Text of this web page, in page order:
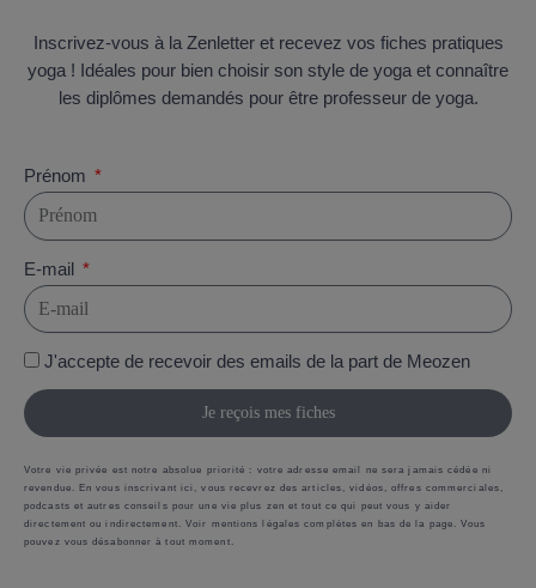
Inscrivez-vous à la Zenletter et recevez vos fiches pratiques
yoga ! Idéales pour bien choisir son style de yoga et connaître
les diplômes demandés pour être professeur de yoga.
Prénom
E-mail
J'accepte de recevoir des emails de la part de Meozen
Je reçois mes fiches
Votre vie privée est notre absolue priorité : votre adresse email ne sera jamais cédée ni
revendue. En vous inscrivant ici, vous recevrez des articles, vidéos, offres commerciales,
podcasts et autres conseils pour une vie plus zen et tout ce qui peut vous y aider
directement ou indirectement. Voir mentions légales complètes en bas de la page. Vous
pouvez vous désabonner à tout moment.